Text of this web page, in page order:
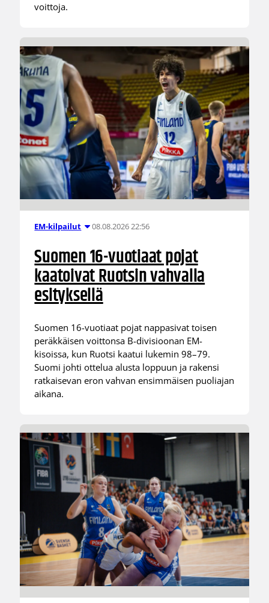
voittoja.
EM-kilpailut 08.08.2026 22:56
Suomen 16-vuotiaat pojat
kaatoivat Ruotsin vahvalla
esityksellä
Suomen 16-vuotiaat pojat nappasivat toisen
peräkkäisen voittonsa B-divisioonan EM-
kisoissa, kun Ruotsi kaatui lukemin 98–79.
Suomi johti ottelua alusta loppuun ja rakensi
ratkaisevan eron vahvan ensimmäisen puoliajan
aikana.